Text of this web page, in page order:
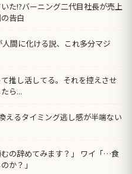
た!?バーニング二代目社長が売上
告白
人間に化ける説、これ多分マジ
推し活してる。それを控えさせ
ら...
えるタイミング逃し感が半端ない
の辞めてみます？」 ワイ「…食
か？」